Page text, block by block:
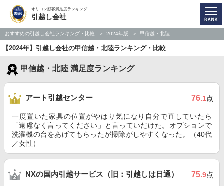
オリコン顧客満足度ランキング
引越し会社
おすすめの引越し会社ランキング・比較 2024年版 甲信越・北陸
【2024年】引越し会社の甲信越・北陸ランキング・比較
甲信越・北陸 満足度ランキング
アート引越センター 76.1点
一度置いた家具の位置がやはり気になり自分で直していたら
「遠慮なく言ってください」と言っていだけた。オプションで
洗濯機の台をあげてもらったが掃除がしやすくなった。（40代
／女性）
NXの国内引越サービス（旧：引越しは日通） 75.9点